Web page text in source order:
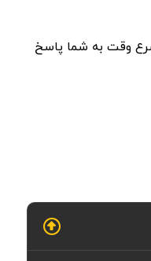
وقت به شما پاسخ